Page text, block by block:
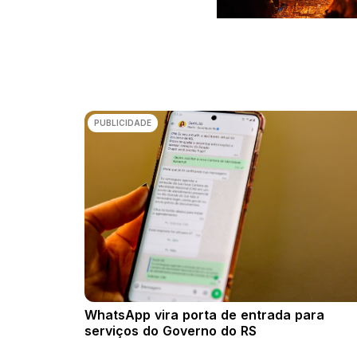
PUBLICIDADE
WhatsApp vira porta de entrada para
serviços do Governo do RS